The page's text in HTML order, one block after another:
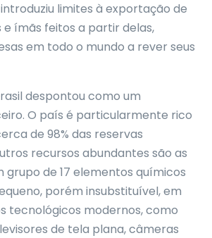
limites à exportação de
ímãs feitos a partir delas,
em todo o mundo a rever seus
despontou como um
O país é particularmente rico
de 98% das reservas
recursos abundantes são as
grupo de 17 elementos químicos
porém insubstituível, em
tecnológicos modernos, como
de tela plana, câmeras